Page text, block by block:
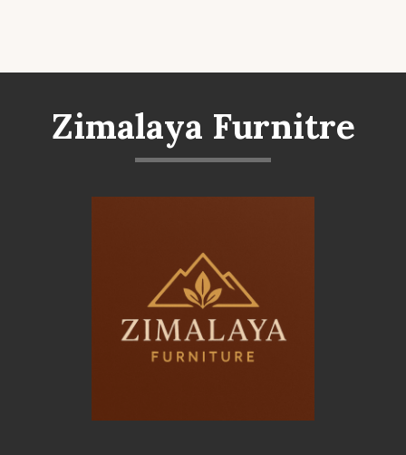
Zimalaya Furnitre